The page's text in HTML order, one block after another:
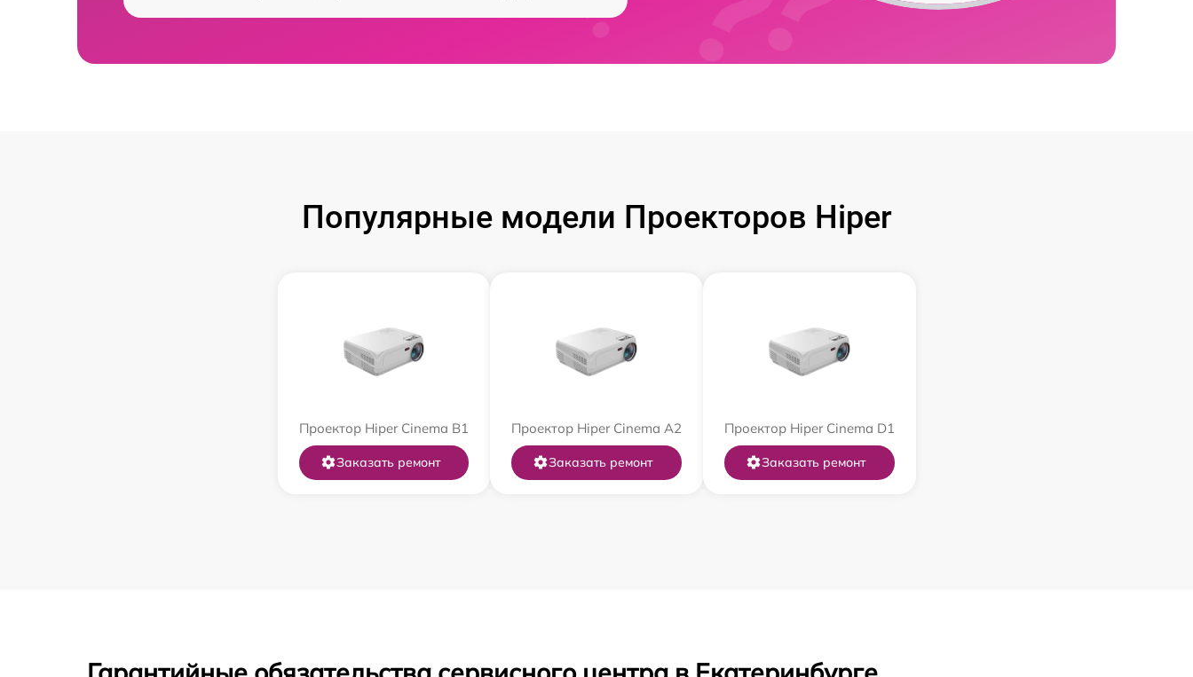
Популярные модели Проекторов Hiper
Проектор Hiper Cinema B1
Заказать ремонт
Проектор Hiper Cinema A2
Заказать ремонт
Проектор Hiper Cinema D1
Заказать ремонт